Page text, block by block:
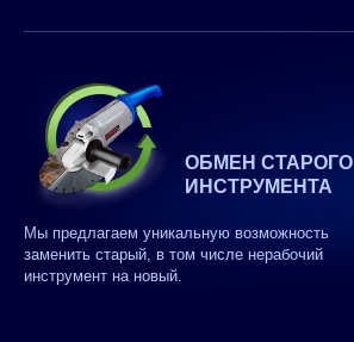
ОБМЕН СТАРОГО
ИНСТРУМЕНТА
Мы предлагаем уникальную возможность
заменить старый, в том числе нерабочий
инструмент на новый.